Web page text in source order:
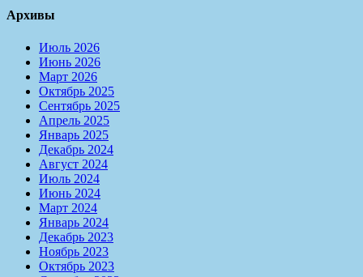
Архивы
Июль 2026
Июнь 2026
Март 2026
Октябрь 2025
Сентябрь 2025
Апрель 2025
Январь 2025
Декабрь 2024
Август 2024
Июль 2024
Июнь 2024
Март 2024
Январь 2024
Декабрь 2023
Ноябрь 2023
Октябрь 2023